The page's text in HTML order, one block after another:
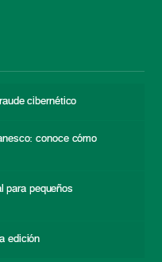
cibernético
conoce cómo
para pequeños
edición